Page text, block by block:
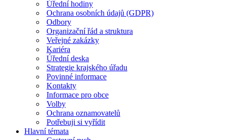
Úřední hodiny
Ochrana osobních údajů (GDPR)
Odbory
Organizační řád a struktura
Veřejné zakázky
Kariéra
Úřední deska
Strategie krajského úřadu
Povinné informace
Kontakty
Informace pro obce
Volby
Ochrana oznamovatelů
Potřebuji si vyřídit
Hlavní témata